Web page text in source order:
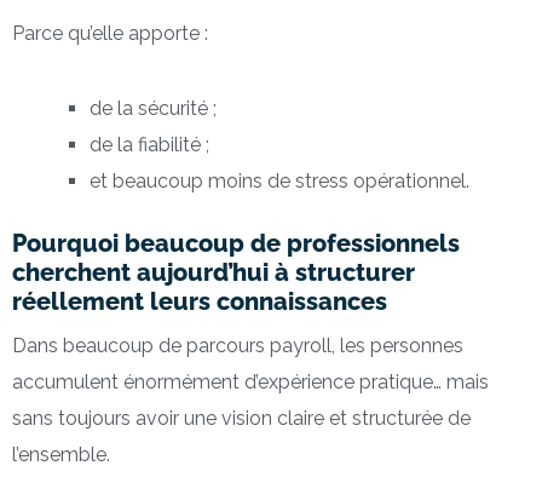
Parce qu’elle apporte :
de la sécurité ;
de la fiabilité ;
et beaucoup moins de stress opérationnel.
Pourquoi beaucoup de professionnels
cherchent aujourd’hui à structurer
réellement leurs connaissances
Dans beaucoup de parcours payroll, les personnes
accumulent énormément d’expérience pratique… mais
sans toujours avoir une vision claire et structurée de
l’ensemble.